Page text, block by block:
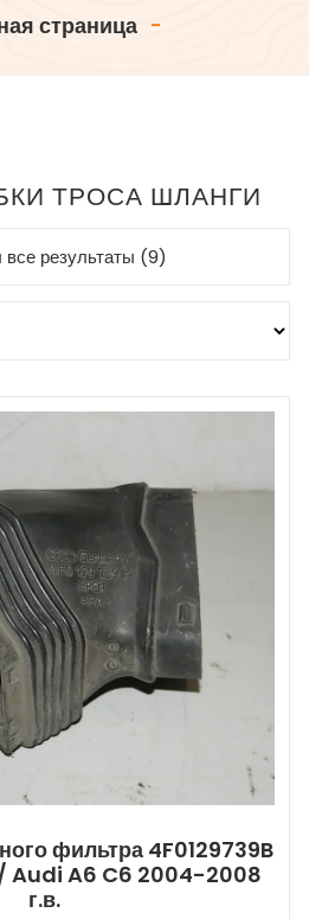
страница-
ТРОСА ШЛАНГИ
все результаты (9)
фильтра 4F0129739B
Audi A6 C6 2004-2008
г.в.